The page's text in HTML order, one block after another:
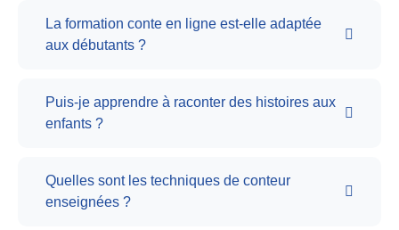
La formation conte en ligne est-elle adaptée
aux débutants ?
Puis-je apprendre à raconter des histoires aux
enfants ?
Quelles sont les techniques de conteur
enseignées ?